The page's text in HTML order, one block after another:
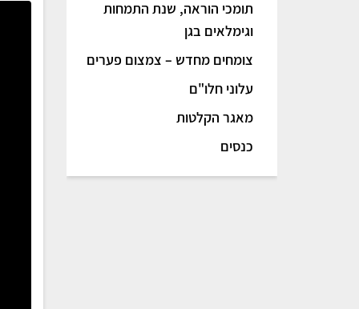
תומכי הוראה, שנת התמחות
וגימלאים בגן
צומחים מחדש – צמצום פערים
עלוני חלו"ם
מאגר הקלטות
כנסים